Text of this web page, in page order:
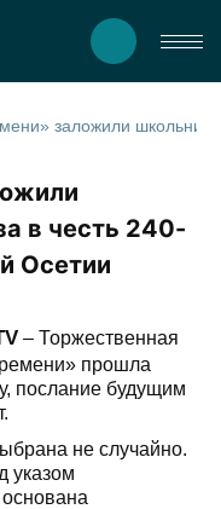
в честь 240-
Осетии
– Торжественная
прошла
послание будущим
не случайно.
указом